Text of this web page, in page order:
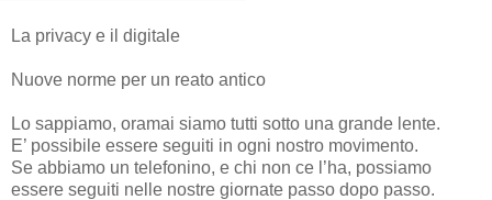
La privacy e il digitale
Nuove norme per un reato antico
Lo sappiamo, oramai siamo tutti sotto una grande lente.
E’ possibile essere seguiti in ogni nostro movimento.
Se abbiamo un telefonino, e chi non ce l’ha, possiamo
essere seguiti nelle nostre giornate passo dopo passo.